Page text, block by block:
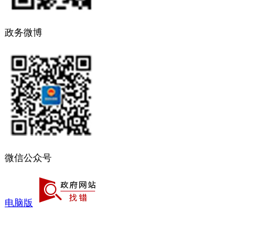
政务微博
微信公众号
电脑版